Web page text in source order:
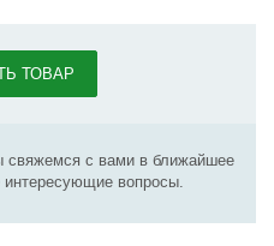
ТОВАР
свяжемся с вами в ближайшее
вопросы.